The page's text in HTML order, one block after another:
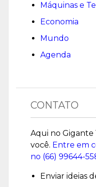
Máquinas e
Economia
Mundo
Agenda
CONTATO
Aqui no Gigante
você. Entre em
no (66) 99644-
Enviar ideias